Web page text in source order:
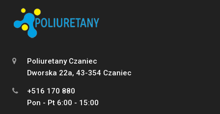
Poliuretany Czaniec
Dworska 22a, 43-354 Czaniec
+516 170 880
Pon - Pt 6:00 - 15:00